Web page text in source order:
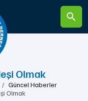
Güncel Haberler
Olmak
Olmak